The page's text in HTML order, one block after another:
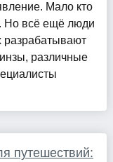
Мало кто
Но всё ещё люди
разрабатывают
различные
путешествий: